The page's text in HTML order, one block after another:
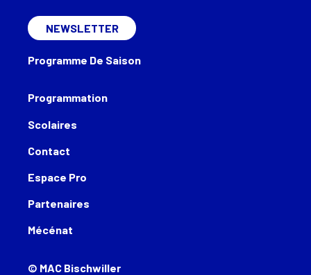
Programmation
Scolaires
Contact
Espace Pro
Partenaires
Mécénat
NEWSLETTER
Programme De Saison
© MAC Bischwiller